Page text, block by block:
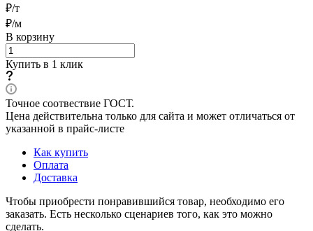
₽/т
₽/м
В корзину
Купить в 1 клик
Точное соотвествие ГОСТ.
Цена действительна только для сайта и может отличаться от
указанной в прайс-листе
Как купить
Оплата
Доставка
Чтобы приобрести понравившийся товар, необходимо его
заказать. Есть несколько сценариев того, как это можно
сделать.